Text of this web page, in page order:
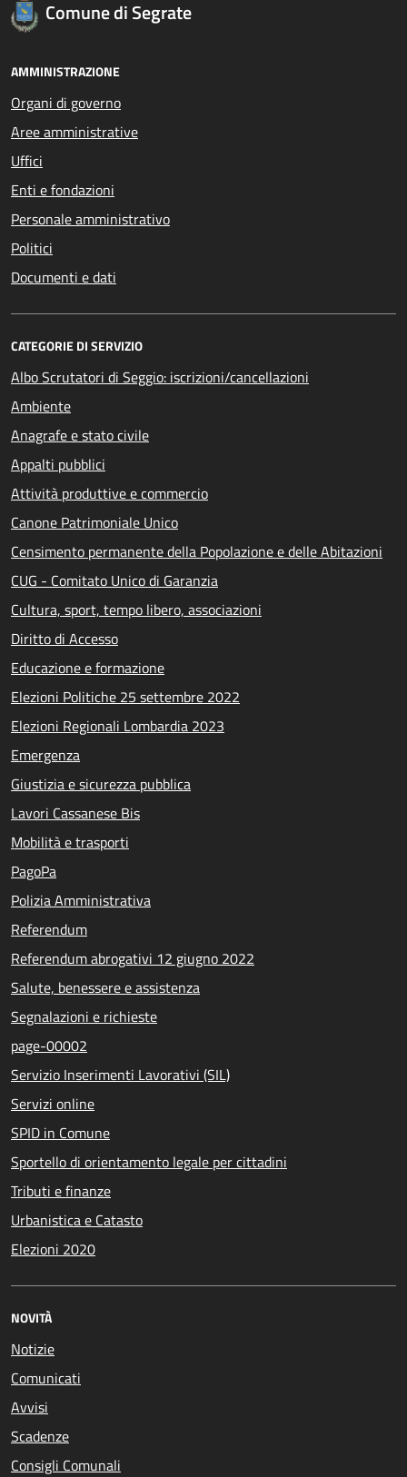
Comune di Segrate
AMMINISTRAZIONE
Organi di governo
Aree amministrative
Uffici
Enti e fondazioni
Personale amministrativo
Politici
Documenti e dati
CATEGORIE DI SERVIZIO
Albo Scrutatori di Seggio: iscrizioni/cancellazioni
Ambiente
Anagrafe e stato civile
Appalti pubblici
Attività produttive e commercio
Canone Patrimoniale Unico
Censimento permanente della Popolazione e delle Abitazioni
CUG - Comitato Unico di Garanzia
Cultura, sport, tempo libero, associazioni
Diritto di Accesso
Educazione e formazione
Elezioni Politiche 25 settembre 2022
Elezioni Regionali Lombardia 2023
Emergenza
Giustizia e sicurezza pubblica
Lavori Cassanese Bis
Mobilità e trasporti
PagoPa
Polizia Amministrativa
Referendum
Referendum abrogativi 12 giugno 2022
Salute, benessere e assistenza
Segnalazioni e richieste
page-00002
Servizio Inserimenti Lavorativi (SIL)
Servizi online
SPID in Comune
Sportello di orientamento legale per cittadini
Tributi e finanze
Urbanistica e Catasto
Elezioni 2020
NOVITÀ
Notizie
Comunicati
Avvisi
Scadenze
Consigli Comunali